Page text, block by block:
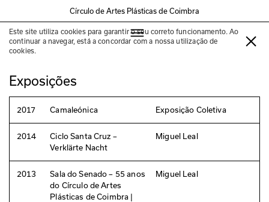
Círculo de Artes Plásticas de Coimbra
Este site utiliza cookies para garantir o seu correto funcionamento. Ao
continuar a navegar, está a concordar com a nossa utilização de
cookies.
Miguel Leal
Exposições
2017 Camaleónica Exposição Coletiva
2014
Ciclo Santa Cruz –
Verklärte Nacht
Miguel Leal
2013
Sala do Senado – 55 anos
do Círculo de Artes
Plásticas de Coimbra |
Miguel Leal